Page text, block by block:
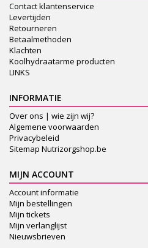
Contact klantenservice
Levertijden
Retourneren
Betaalmethoden
Klachten
Koolhydraatarme producten
LINKS
INFORMATIE
Over ons | wie zijn wij?
Algemene voorwaarden
Privacybeleid
Sitemap Nutrizorgshop.be
MIJN ACCOUNT
Account informatie
Mijn bestellingen
Mijn tickets
Mijn verlanglijst
Nieuwsbrieven